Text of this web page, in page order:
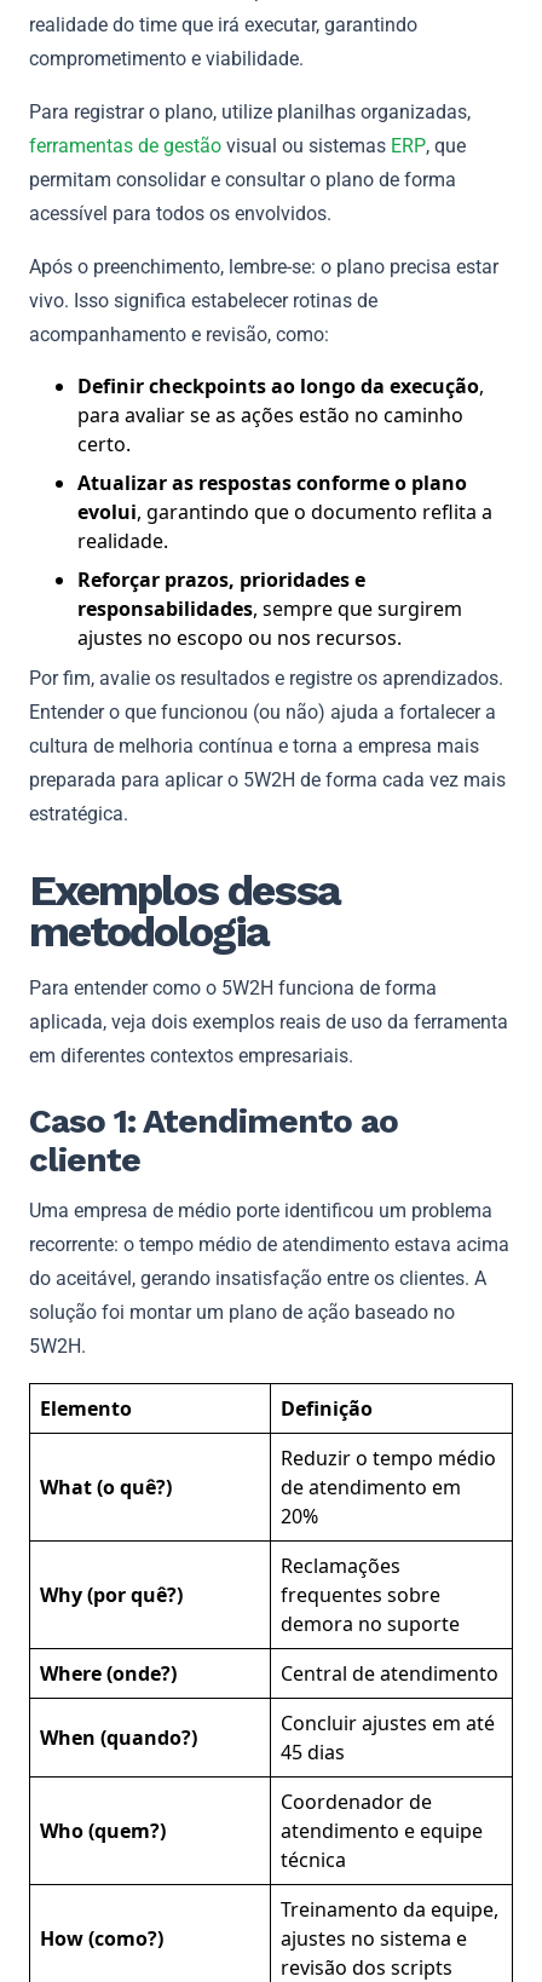
realidade do time que irá executar, garantindo
comprometimento e viabilidade.
Para registrar o plano, utilize planilhas organizadas,
ferramentas de gestão visual ou sistemas ERP, que
permitam consolidar e consultar o plano de forma
acessível para todos os envolvidos.
Após o preenchimento, lembre-se: o plano precisa estar
vivo. Isso significa estabelecer rotinas de
acompanhamento e revisão, como:
Definir checkpoints ao longo da execução,
para avaliar se as ações estão no caminho
certo.
Atualizar as respostas conforme o plano
evolui, garantindo que o documento reflita a
realidade.
Reforçar prazos, prioridades e
responsabilidades, sempre que surgirem
ajustes no escopo ou nos recursos.
Por fim, avalie os resultados e registre os aprendizados.
Entender o que funcionou (ou não) ajuda a fortalecer a
cultura de melhoria contínua e torna a empresa mais
preparada para aplicar o 5W2H de forma cada vez mais
estratégica.
Exemplos dessa
metodologia
Para entender como o 5W2H funciona de forma
aplicada, veja dois exemplos reais de uso da ferramenta
em diferentes contextos empresariais.
Caso 1: Atendimento ao
cliente
Uma empresa de médio porte identificou um problema
recorrente: o tempo médio de atendimento estava acima
do aceitável, gerando insatisfação entre os clientes. A
solução foi montar um plano de ação baseado no
5W2H.
Elemento Definição
What (o quê?)
Reduzir o tempo médio
de atendimento em
20%
Why (por quê?)
Reclamações
frequentes sobre
demora no suporte
Where (onde?)
Central de atendimento
When (quando?)
Concluir ajustes em até
45 dias
Who (quem?)
Coordenador de
atendimento e equipe
técnica
How (como?)
Treinamento da equipe,
ajustes no sistema e
revisão dos scripts